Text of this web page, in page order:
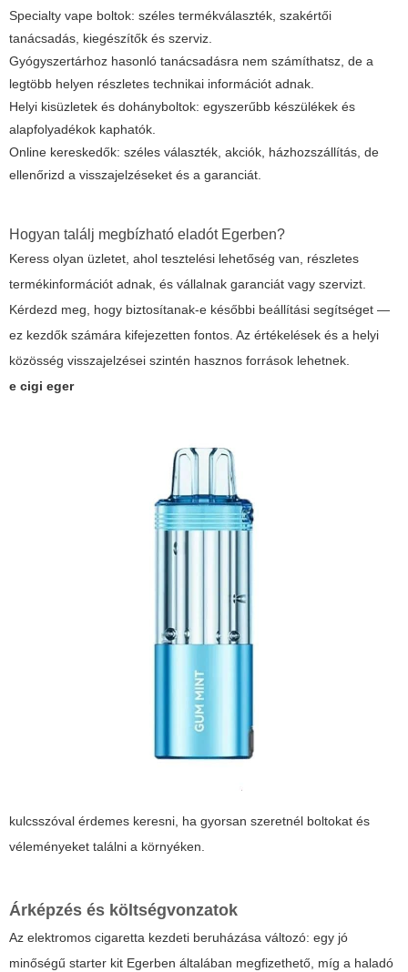
Specialty vape boltok: széles termékválaszték, szakértői
tanácsadás, kiegészítők és szerviz.
Gyógyszertárhoz hasonló tanácsadásra nem számíthatsz, de a
legtöbb helyen részletes technikai információt adnak.
Helyi kisüzletek és dohányboltok: egyszerűbb készülékek és
alapfolyadékok kaphatók.
Online kereskedők: széles választék, akciók, házhozszállítás, de
ellenőrizd a visszajelzéseket és a garanciát.
Hogyan találj megbízható eladót Egerben?
Keress olyan üzletet, ahol tesztelési lehetőség van, részletes
termékinformációt adnak, és vállalnak garanciát vagy szervizt.
Kérdezd meg, hogy biztosítanak-e későbbi beállítási segítséget —
ez kezdők számára kifejezetten fontos. Az értékelések és a helyi
közösség visszajelzései szintén hasznos források lehetnek.
e cigi eger
kulcsszóval érdemes keresni, ha gyorsan szeretnél boltokat és
véleményeket találni a környéken.
Árképzés és költségvonzatok
Az elektromos cigaretta kezdeti beruházása változó: egy jó
minőségű starter kit Egerben általában megfizethető, míg a haladó